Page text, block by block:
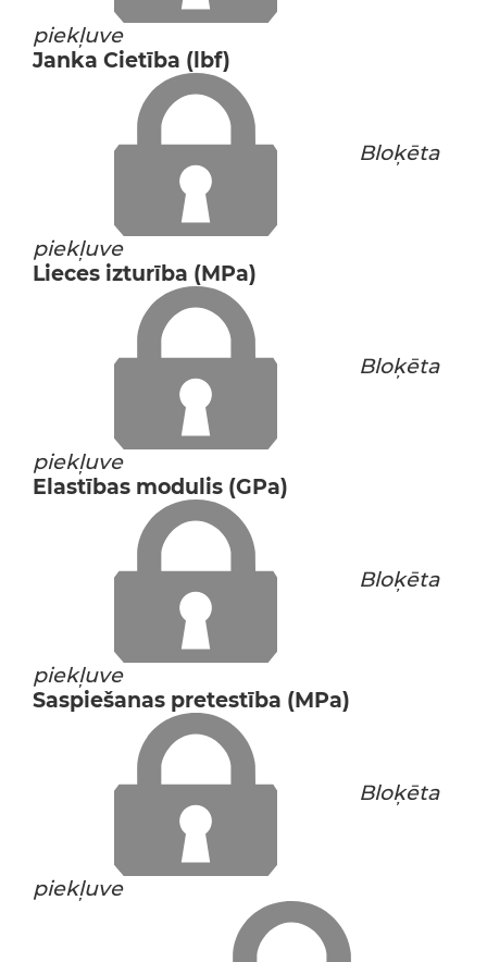
piekļuve
Janka Cietība (lbf)
Bloķēta
piekļuve
Lieces izturība (MPa)
Bloķēta
piekļuve
Elastības modulis (GPa)
Bloķēta
piekļuve
Saspiešanas pretestība (MPa)
Bloķēta
piekļuve